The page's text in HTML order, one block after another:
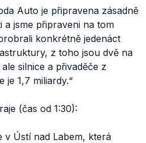
Auto je připravena zásadně
a jsme připraveni na tom
konkrétně jedenáct
z toho jsou dvě na
silnice a přivaděče z
je 1,7 miliardy.“
(čas od 1:30):
v Ústí nad Labem, která